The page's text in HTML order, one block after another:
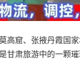
高窟、张掖丹霞国
甘肃旅游中的一颗